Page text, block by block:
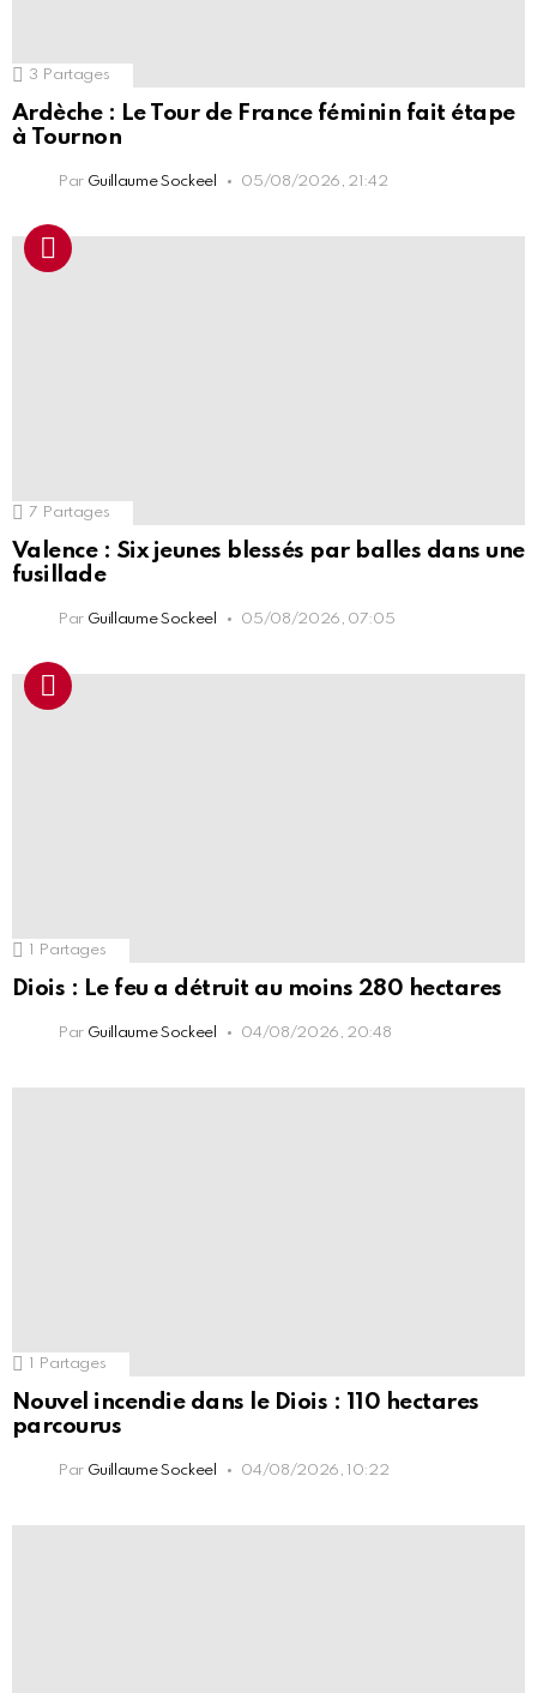
3 Partages
Ardèche : Le Tour de France féminin fait étape
à Tournon
Par Guillaume Sockeel 05/08/2026, 21:42
7 Partages
Valence : Six jeunes blessés par balles dans une
fusillade
Par Guillaume Sockeel 05/08/2026, 07:05
1 Partages
Diois : Le feu a détruit au moins 280 hectares
Par Guillaume Sockeel 04/08/2026, 20:48
1 Partages
Nouvel incendie dans le Diois : 110 hectares
parcourus
Par Guillaume Sockeel 04/08/2026, 10:22